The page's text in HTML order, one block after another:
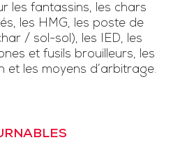
les fantassins, les chars
les HMG, les poste de
/ sol-sol), les IED, les
et fusils brouilleurs, les
et les moyens d’arbitrage.